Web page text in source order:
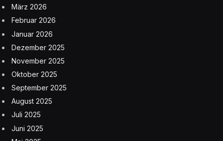
März 2026
Februar 2026
Januar 2026
Dezember 2025
November 2025
Oktober 2025
September 2025
August 2025
Juli 2025
Juni 2025